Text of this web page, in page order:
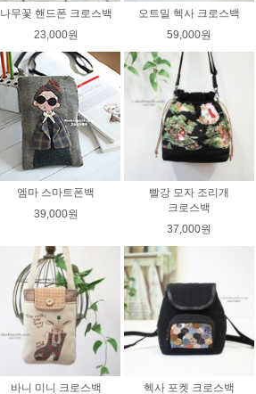
나무꽃 핸드폰 크로스백
23,000원
오트밀 헥사 크로스백
59,000원
엠마 스마트폰백
39,000원
빨강 모자 조리개
크로스백
37,000원
바니 미니 크로스백
헥사 포켓 크로스백